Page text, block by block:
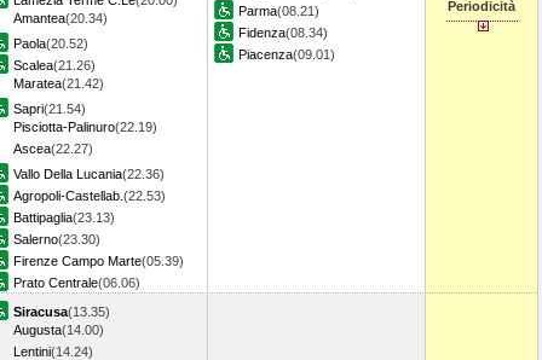
Amantea(20.34)
Paola(20.52)
Scalea(21.26)
Maratea(21.42)
Sapri(21.54)
Pisciotta-Palinuro(22.19)
Ascea(22.27)
Vallo Della Lucania(22.36)
Agropoli-Castellab. (22.53)
Battipaglia(23.13)
Salerno(23.30)
Firenze Campo Marte(05.39)
Prato Centrale(06.06)
Parma(08.21)
Fidenza(08.34)
Piacenza(09.01)
Periodicità
Siracusa(13.35)
Augusta(14.00)
Lentini(14.24)